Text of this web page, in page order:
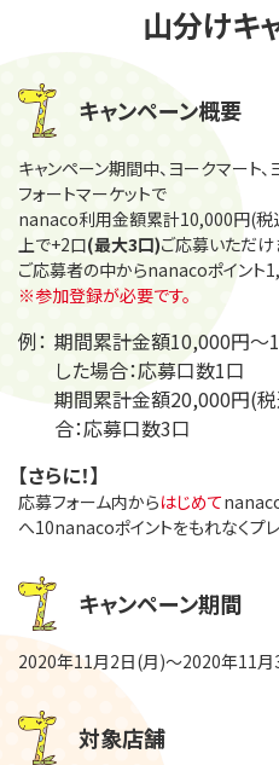
山分けキ
キャンペーン概要
キャンペーン期間中、ヨークマート
フォートマーケットで
nanaco利用金額累計10,000円(税
上で+2口(最大3口)ご応募いただけ
ご応募者の中からnanacoポイント
※参加登録が必要です。
例： 期間累計金額10,000円～
した場合：応募口数1口
期間累計金額20,000円(
合：応募口数3口
【さらに！】
応募フォーム内からはじめて
へ10nanacoポイントをもれなくプレ
キャンペーン期間
2020年11月2日(月)～2020年11月
対象店舗